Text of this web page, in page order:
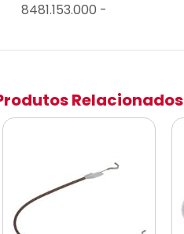
8481.153.000 -
Relacionados